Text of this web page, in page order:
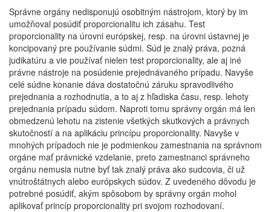
Správne orgány nedisponujú osobitným nástrojom, ktorý by im
umožňoval posúdiť proporcionalitu ich zásahu. Test
proporcionality na úrovni európskej, resp. na úrovni ústavnej je
koncipovaný pre používanie súdmi. Súd je znalý práva, pozná
judikatúru a vie používať nielen test proporcionality, ale aj iné
právne nástroje na posúdenie prejednávaného prípadu. Navyše
celé súdne konanie dáva dostatočnú záruku spravodlivého
prejednania a rozhodnutia, a to aj z hľadiska času, resp. lehoty
prejednania prípadu súdom. Naproti tomu správny orgán má len
obmedzenú lehotu na zistenie všetkých skutkových a právnych
skutočností a na aplikáciu princípu proporcionality. Navyše v
mnohých prípadoch nie je podmienkou zamestnania na správnom
orgáne mať právnické vzdelanie, preto zamestnanci správneho
orgánu nemusia nutne byť tak znalý práva ako sudcovia, či už
vnútroštátnych alebo európskych súdov. Z uvedeného dôvodu je
potrebné posúdiť, akým spôsobom by správny orgán mohol
aplikovať princíp proporcionality pri svojom rozhodovaní.